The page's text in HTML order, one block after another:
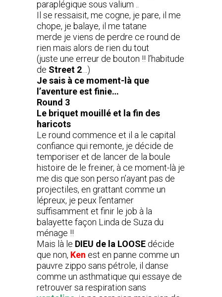
paraplégique sous valium ..
Il se ressaisit, me cogne, je pare, il me
chope, je balaye, il me tatane
merde je viens de perdre ce round de
rien mais alors de rien du tout
(juste une erreur de bouton !! l’habitude
de Street 2 …)
Je sais à ce moment-là que
l’aventure est finie…
Round 3
Le briquet mouillé et la fin des
haricots
Le round commence et il a le capital
confiance qui remonte, je décide de
temporiser et de lancer de la boule
histoire de le freiner, à ce moment-là je
me dis que son perso n’ayant pas de
projectiles, en grattant comme un
lépreux, je peux l’entamer
suffisamment et finir le job à la
balayette façon Linda de Suza du
ménage !!
Mais là le DIEU de la LOOSE décide
que non, Ken est en panne comme un
pauvre zippo sans pétrole, il danse
comme un asthmatique qui essaye de
retrouver sa respiration sans